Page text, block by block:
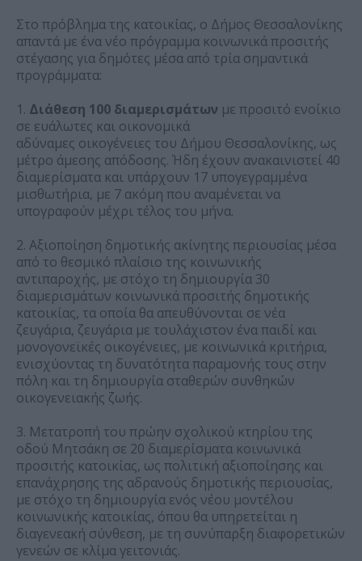
Στο πρόβλημα της κατοικίας, ο Δήμος Θεσσαλονίκης
απαντά με ένα νέο πρόγραμμα κοινωνικά προσιτής
στέγασης για δημότες μέσα από τρία σημαντικά
προγράμματα:
1. Διάθεση 100 διαμερισμάτων με προσιτό ενοίκιο
σε ευάλωτες και οικονομικά
αδύναμες οικογένειες του Δήμου Θεσσαλονίκης, ως
μέτρο άμεσης απόδοσης. Ήδη έχουν ανακαινιστεί 40
διαμερίσματα και υπάρχουν 17 υπογεγραμμένα
μισθωτήρια, με 7 ακόμη που αναμένεται να
υπογραφούν μέχρι τέλος του μήνα.
2. Αξιοποίηση δημοτικής ακίνητης περιουσίας μέσα
από το θεσμικό πλαίσιο της κοινωνικής
αντιπαροχής, με στόχο τη δημιουργία 30
διαμερισμάτων κοινωνικά προσιτής δημοτικής
κατοικίας, τα οποία θα απευθύνονται σε νέα
ζευγάρια, ζευγάρια με τουλάχιστον ένα παιδί και
μονογονεϊκές οικογένειες, με κοινωνικά κριτήρια,
ενισχύοντας τη δυνατότητα παραμονής τους στην
πόλη και τη δημιουργία σταθερών συνθηκών
οικογενειακής ζωής.
3. Μετατροπή του πρώην σχολικού κτηρίου της
οδού Μητσάκη σε 20 διαμερίσματα κοινωνικά
προσιτής κατοικίας, ως πολιτική αξιοποίησης και
επανάχρησης της αδρανούς δημοτικής περιουσίας,
με στόχο τη δημιουργία ενός νέου μοντέλου
κοινωνικής κατοικίας, όπου θα υπηρετείται η
διαγενεακή σύνθεση, με τη συνύπαρξη διαφορετικών
γενεών σε κλίμα γειτονιάς.